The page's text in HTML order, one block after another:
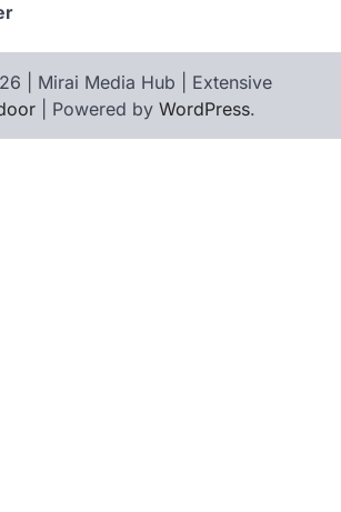
| Mirai Media Hub | Extensive
| Powered by WordPress.